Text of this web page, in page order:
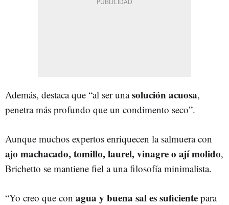
Además, destaca que “al ser unasolución acuosa,
penetra más profundo que un condimento seco”.
Aunque muchos expertos enriquecen la salmuera con
ajo machacado, tomillo, laurel, vinagre o ají molido,
Brichetto se mantiene fiel a una filosofía minimalista.
“Yo creo que con agua y buena sal es suficiente para